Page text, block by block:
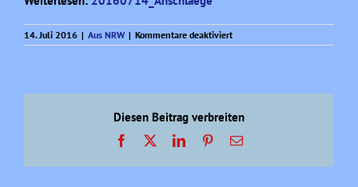
14. Juli 2016 | Aus NRW | Kommentare deaktiviertfür
Legal,
Diesen Beitrag verbreiten
Facebook LinkedInPinterest
E-